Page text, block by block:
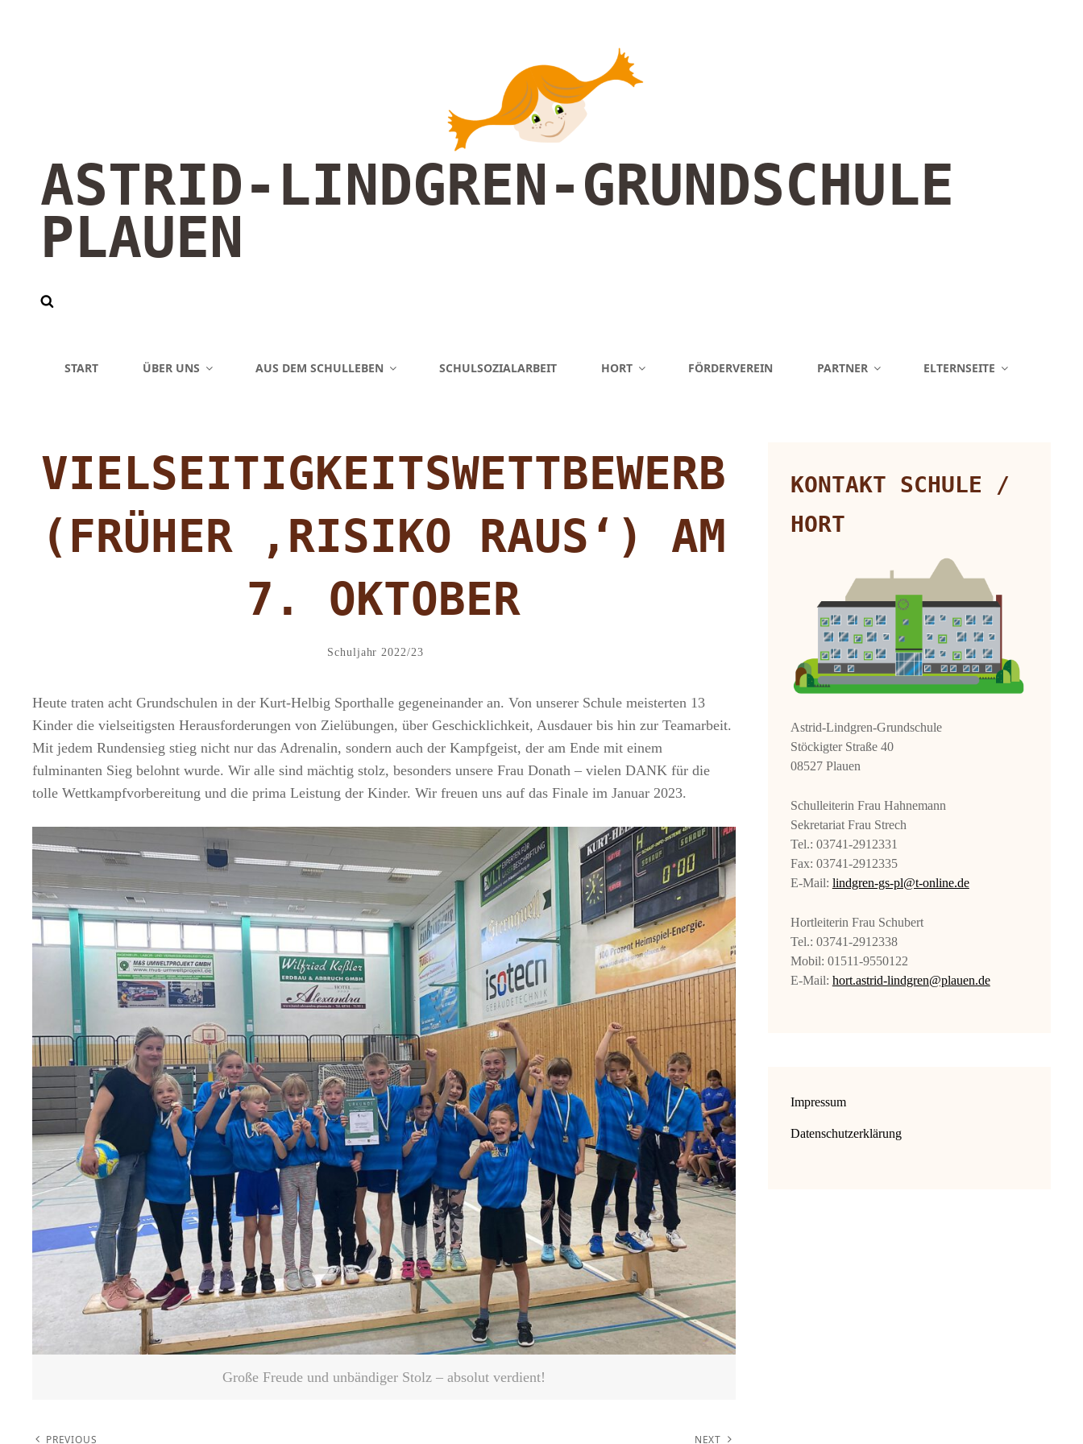
ASTRID-LINDGREN-GRUNDSCHULE
PLAUEN
START ÜBER UNS AUS DEM SCHULLEBEN SCHULSOZIALARBEIT HORT FÖRDERVEREIN PARTNER ELTERNSEITE
VIELSEITIGKEITSWETTBEWERB
(FRÜHER ‚RISIKO RAUS‘) AM
7. OKTOBER
Categories
Schuljahr 2022/23
Heute traten acht Grundschulen in der Kurt-Helbig Sporthalle gegeneinander an. Von unserer Schule meisterten 13
Kinder die vielseitigsten Herausforderungen von Zielübungen, über Geschicklichkeit, Ausdauer bis hin zur Teamarbeit.
Mit jedem Rundensieg stieg nicht nur das Adrenalin, sondern auch der Kampfgeist, der am Ende mit einem
fulminanten Sieg belohnt wurde. Wir alle sind mächtig stolz, besonders unsere Frau Donath – vielen DANK für die
tolle Wettkampfvorbereitung und die prima Leistung der Kinder. Wir freuen uns auf das Finale im Januar 2023.
Große Freude und unbändiger Stolz – absolut verdient!
PREVIOUS NEXT
KONTAKT SCHULE /
HORT
Astrid-Lindgren-Grundschule
Stöckigter Straße 40
08527 Plauen
Schulleiterin Frau Hahnemann
Sekretariat Frau Strech
Tel.: 03741-2912331
Fax: 03741-2912335
E-Mail: lindgren-gs-pl@t-online.de
Hortleiterin Frau Schubert
Tel.: 03741-2912338
Mobil: 01511-9550122
E-Mail: hort.astrid-lindgren@plauen.de
Impressum
Datenschutzerklärung